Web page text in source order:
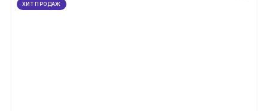
ХИТ ПРОДАЖ